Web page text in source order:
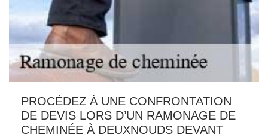
PROCÉDEZ À UNE CONFRONTATION
DE DEVIS LORS D’UN RAMONAGE DE
CHEMINÉE À DEUXNOUDS DEVANT